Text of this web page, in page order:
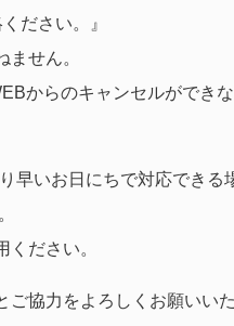
ださい。』
せん。
からのキャンセルができな
早いお日にちで対応できる
ださい。
協力をよろしくお願いいた